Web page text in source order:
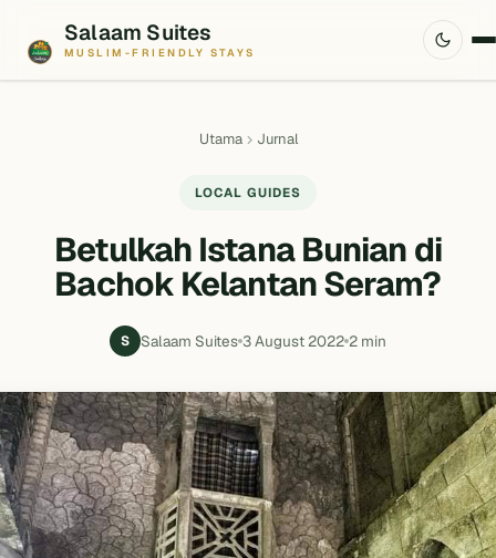
Salaam Suites
MUSLIM-FRIENDLY STAYS
Utama Jurnal
LOCAL GUIDES
Betulkah Istana Bunian di
Bachok Kelantan Seram?
S Salaam Suites 3 August 2022 2 min